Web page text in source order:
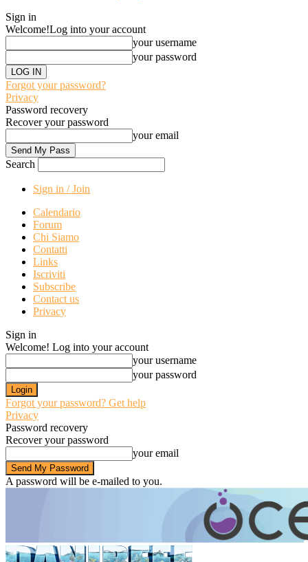
Sign in
Welcome!Log into your account
your username
your password
Forgot your password?
Privacy
Password recovery
Recover your password
your email
Search
Sign in / Join
Calendario
Forum
Chi Siamo
Contatti
Links
Iscriviti
Subscribe
Contact us
Privacy
Sign in
Welcome! Log into your account
your username
your password
Forgot your password? Get help
Privacy
Password recovery
Recover your password
your email
A password will be e-mailed to you.